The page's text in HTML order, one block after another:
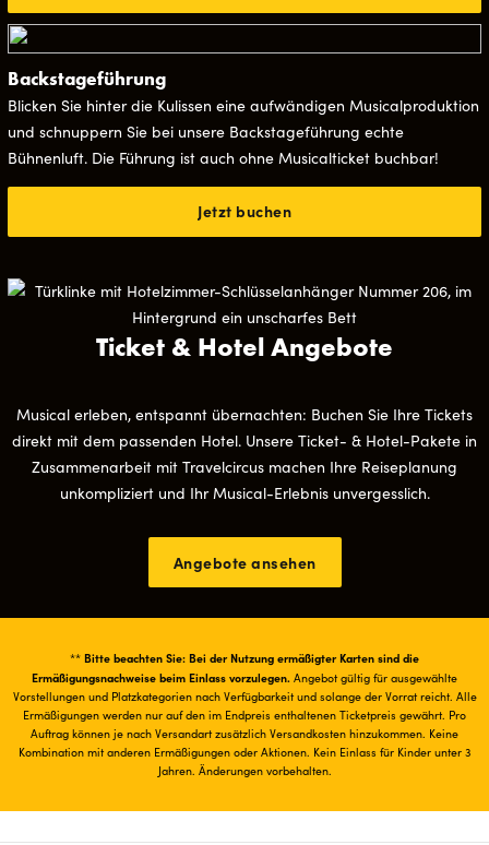
Backstageführung
Blicken Sie hinter die Kulissen eine aufwändigen Musicalproduktion
und schnuppern Sie bei unsere Backstageführung echte
Bühnenluft. Die Führung ist auch ohne Musicalticket buchbar!
Jetzt buchen
Ticket & Hotel Angebote
Musical erleben, entspannt übernachten: Buchen Sie Ihre Tickets
direkt mit dem passenden Hotel. Unsere Ticket- & Hotel-Pakete in
Zusammenarbeit mit Travelcircus machen Ihre Reiseplanung
unkompliziert und Ihr Musical-Erlebnis unvergesslich.
Angebote ansehen
** Bitte beachten Sie: Bei der Nutzung ermäßigter Karten sind die
Ermäßigungsnachweise beim Einlass vorzulegen. Angebot gültig für ausgewählte
Vorstellungen und Platzkategorien nach Verfügbarkeit und solange der Vorrat reicht. Alle
Ermäßigungen werden nur auf den im Endpreis enthaltenen Ticketpreis gewährt. Pro
Auftrag können je nach Versandart zusätzlich Versandkosten hinzukommen. Keine
Kombination mit anderen Ermäßigungen oder Aktionen. Kein Einlass für Kinder unter 3
Jahren. Änderungen vorbehalten.